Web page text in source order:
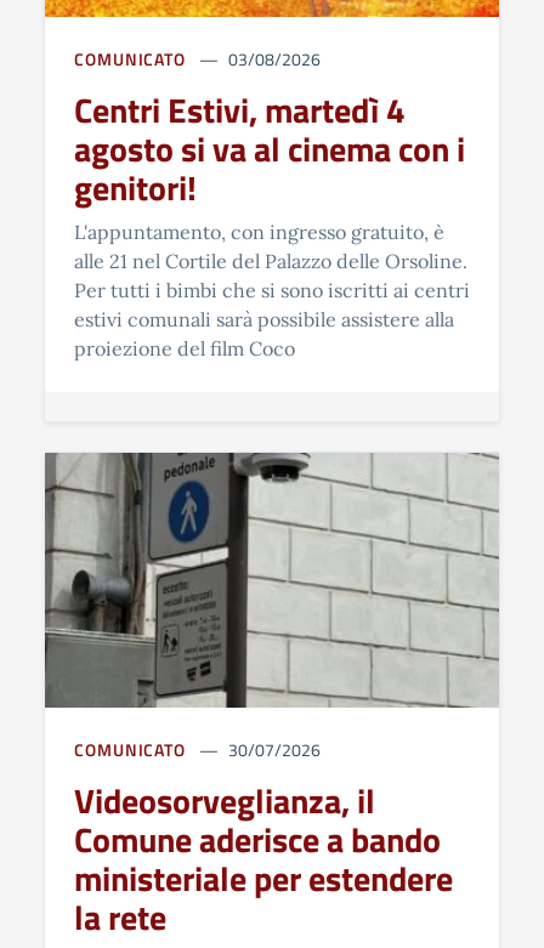
COMUNICATO 03/08/2026
Centri Estivi, martedì 4
agosto si va al cinema con i
genitori!
L'appuntamento, con ingresso gratuito, è
alle 21 nel Cortile del Palazzo delle Orsoline.
Per tutti i bimbi che si sono iscritti ai centri
estivi comunali sarà possibile assistere alla
proiezione del film Coco
COMUNICATO 30/07/2026
Videosorveglianza, il
Comune aderisce a bando
ministeriale per estendere
la rete